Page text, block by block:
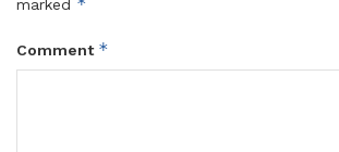
marked
Comment *